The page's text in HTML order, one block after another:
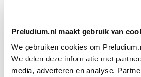
Preludium.nl maakt gebruik van
We gebruiken cookies om
We delen deze informatie met
media, adverteren en analyse.